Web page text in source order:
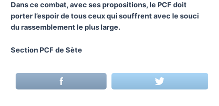
Dans ce combat, avec ses propositions, le PCF doit
porter l’espoir de tous ceux qui souffrent avec le souci
du rassemblement le plus large.
Section PCF de Sète